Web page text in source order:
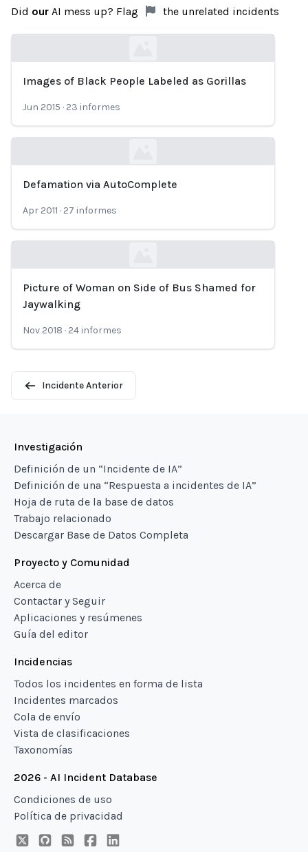
Did our AI mess up? Flag the unrelated incidents
Loading...
Images of Black People Labeled as Gorillas
Jun 2015 · 23 informes
Defamation via AutoComplete
Apr 2011 · 27 informes
Loading...
Picture of Woman on Side of Bus Shamed for
Jaywalking
Nov 2018 · 24 informes
Incidente Anterior
Investigación
Definición de un “Incidente de IA”
Definición de una “Respuesta a incidentes de IA”
Hoja de ruta de la base de datos
Trabajo relacionado
Descargar Base de Datos Completa
Proyecto y Comunidad
Acerca de
Contactar y Seguir
Aplicaciones y resúmenes
Guía del editor
Incidencias
Todos los incidentes en forma de lista
Incidentes marcados
Cola de envío
Vista de clasificaciones
Taxonomías
2026 - AI Incident Database
Condiciones de uso
Política de privacidad